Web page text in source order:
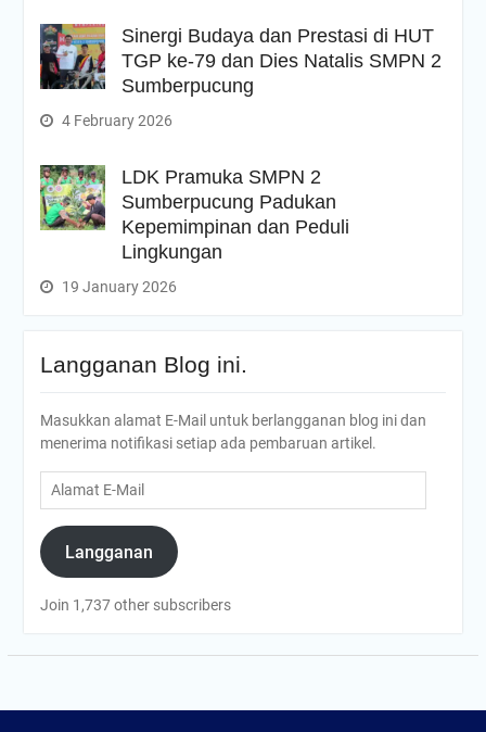
Sinergi Budaya dan Prestasi di HUT
TGP ke-79 dan Dies Natalis SMPN 2
Sumberpucung
4 February 2026
LDK Pramuka SMPN 2
Sumberpucung Padukan
Kepemimpinan dan Peduli
Lingkungan
19 January 2026
Langganan Blog ini.
Masukkan alamat E-Mail untuk berlangganan blog ini dan
menerima notifikasi setiap ada pembaruan artikel.
Alamat
E-
Mail
Langganan
Join 1,737 other subscribers